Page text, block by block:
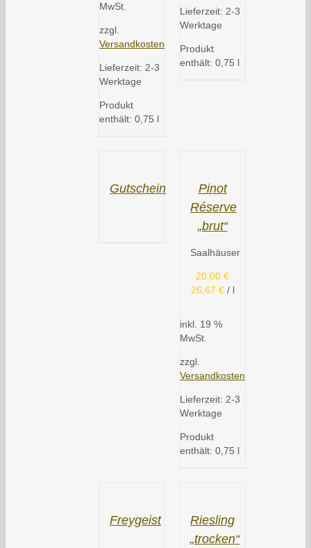
MwSt.
zzgl.
Versandkosten
Lieferzeit: 2-3
Werktage
Produkt
enthält: 0,75 l
Lieferzeit: 2-3
Werktage
Produkt
enthält: 0,75 l
Gutschein
Pinot
Réserve
„brut“
Saalhäuser
20,00€
26,67 €/ l
inkl. 19 %
MwSt.
zzgl.
Versandkosten
Lieferzeit: 2-3
Werktage
Produkt
enthält: 0,75 l
Freygeist
Riesling
„trocken“